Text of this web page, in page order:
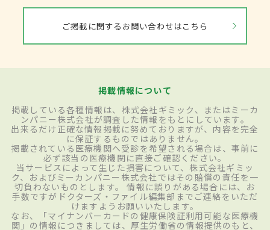
ご掲載に関するお問い合わせはこちら
掲載情報について
掲載している各種情報は、株式会社ギミック、またはミーカ
ンパニー株式会社が調査した情報をもとにしています。
出来るだけ正確な情報掲載に努めておりますが、内容を完全
に保証するものではありません。
掲載されている医療機関へ受診を希望される場合は、事前に
必ず該当の医療機関に直接ご確認ください。
当サービスによって生じた損害について、株式会社ギミッ
ク、およびミーカンパニー株式会社ではその賠償の責任を一
切負わないものとします。 情報に誤りがある場合には、お
手数ですがドクターズ・ファイル編集部までご連絡をいただ
けますようお願いいたします。
なお、「マイナンバーカードの健康保険証利用可能な医療機
関」の情報につきましては、厚生労働省の情報提供のもと、